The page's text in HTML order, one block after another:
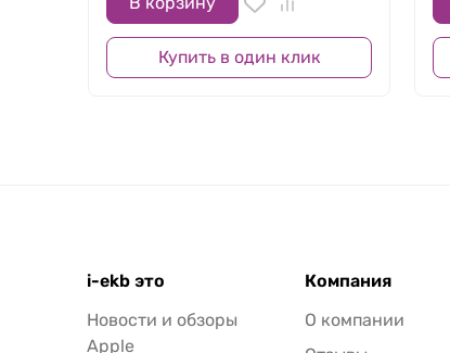
Купить в один клик
i-ekb это
Новости и обзоры
Apple
Компания
О компании